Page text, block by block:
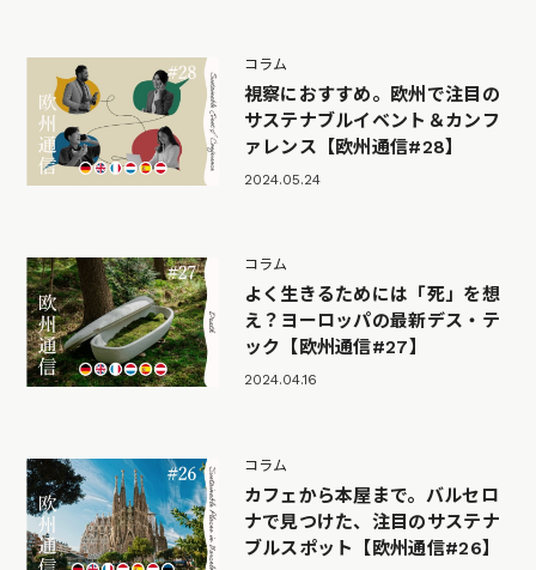
コラム
視察におすすめ。欧州で注目の
サステナブルイベント＆カンフ
ァレンス【欧州通信#28】
2024.05.24
コラム
よく生きるためには「死」を想
え？ヨーロッパの最新デス・テ
ック【欧州通信#27】
2024.04.16
コラム
カフェから本屋まで。バルセロ
ナで見つけた、注目のサステナ
ブルスポット【欧州通信#26】